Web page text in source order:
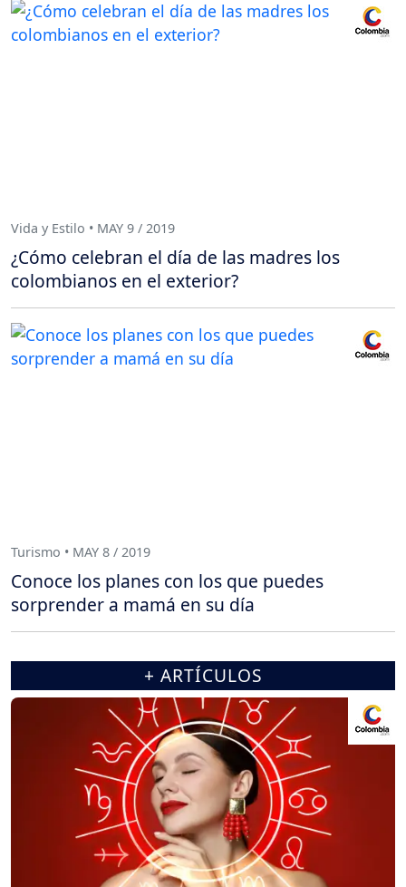
Vida y Estilo • MAY 9 / 2019
¿Cómo celebran el día de las madres los
colombianos en el exterior?
Turismo • MAY 8 / 2019
Conoce los planes con los que puedes
sorprender a mamá en su día
+ ARTÍCULOS